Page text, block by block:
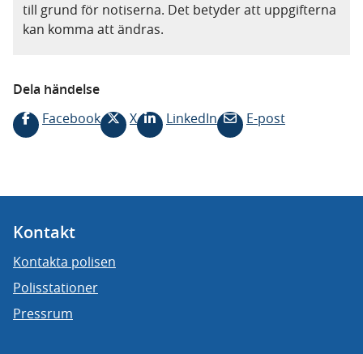
till grund för notiserna. Det betyder att uppgifterna
kan komma att ändras.
Dela händelse
Facebook
X LinkedIn E-post
Kontakt
Kontakta polisen
Polisstationer
Pressrum